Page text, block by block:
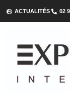
ACTUALITÉS 02